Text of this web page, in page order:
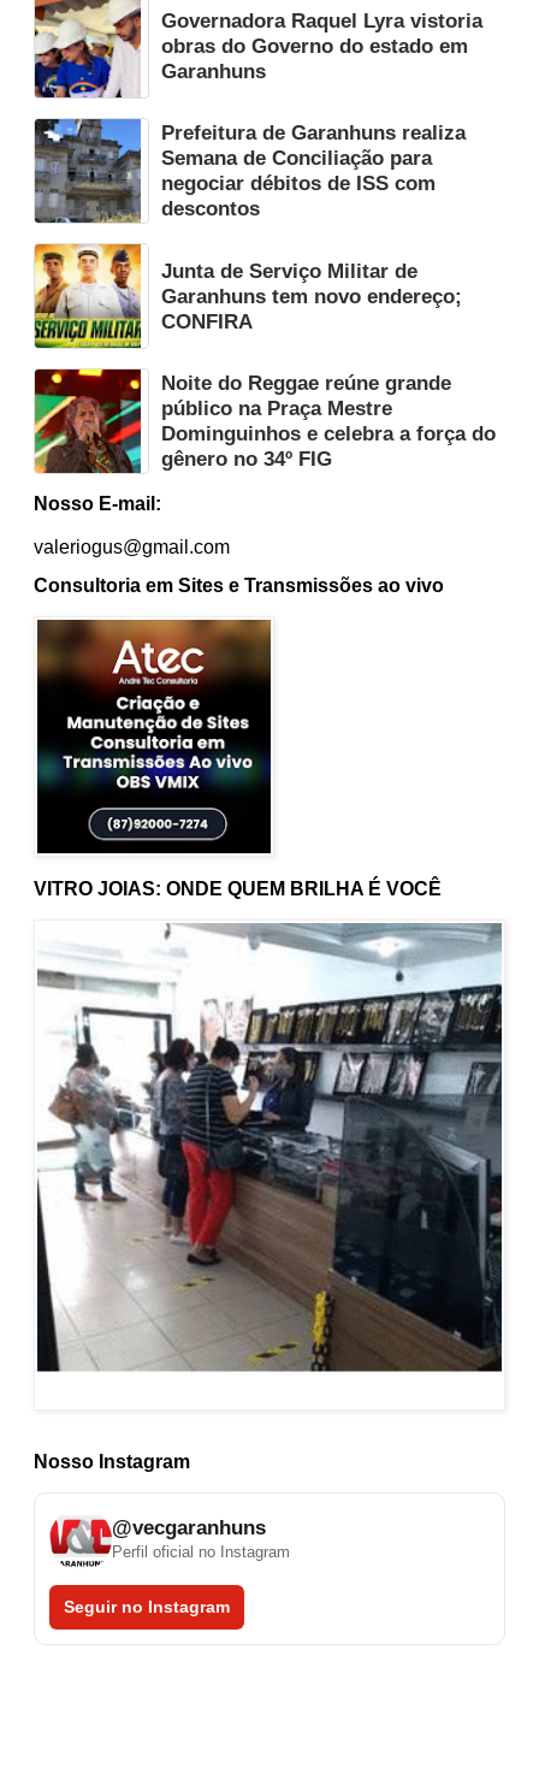
Nosso Instagram
@vecgaranhuns
Perfil oficial no Instagram
Seguir no Instagram
VITRO JOIAS: ONDE QUEM BRILHA É VOCÊ
Governadora Raquel Lyra vistoria
obras do Governo do estado em
Garanhuns
Prefeitura de Garanhuns realiza
Semana de Conciliação para
negociar débitos de ISS com
descontos
Junta de Serviço Militar de
Garanhuns tem novo endereço;
CONFIRA
Noite do Reggae reúne grande
público na Praça Mestre
Dominguinhos e celebra a força do
gênero no 34º FIG
Nosso E-mail:
valeriogus@gmail.com
Consultoria em Sites e Transmissões ao vivo